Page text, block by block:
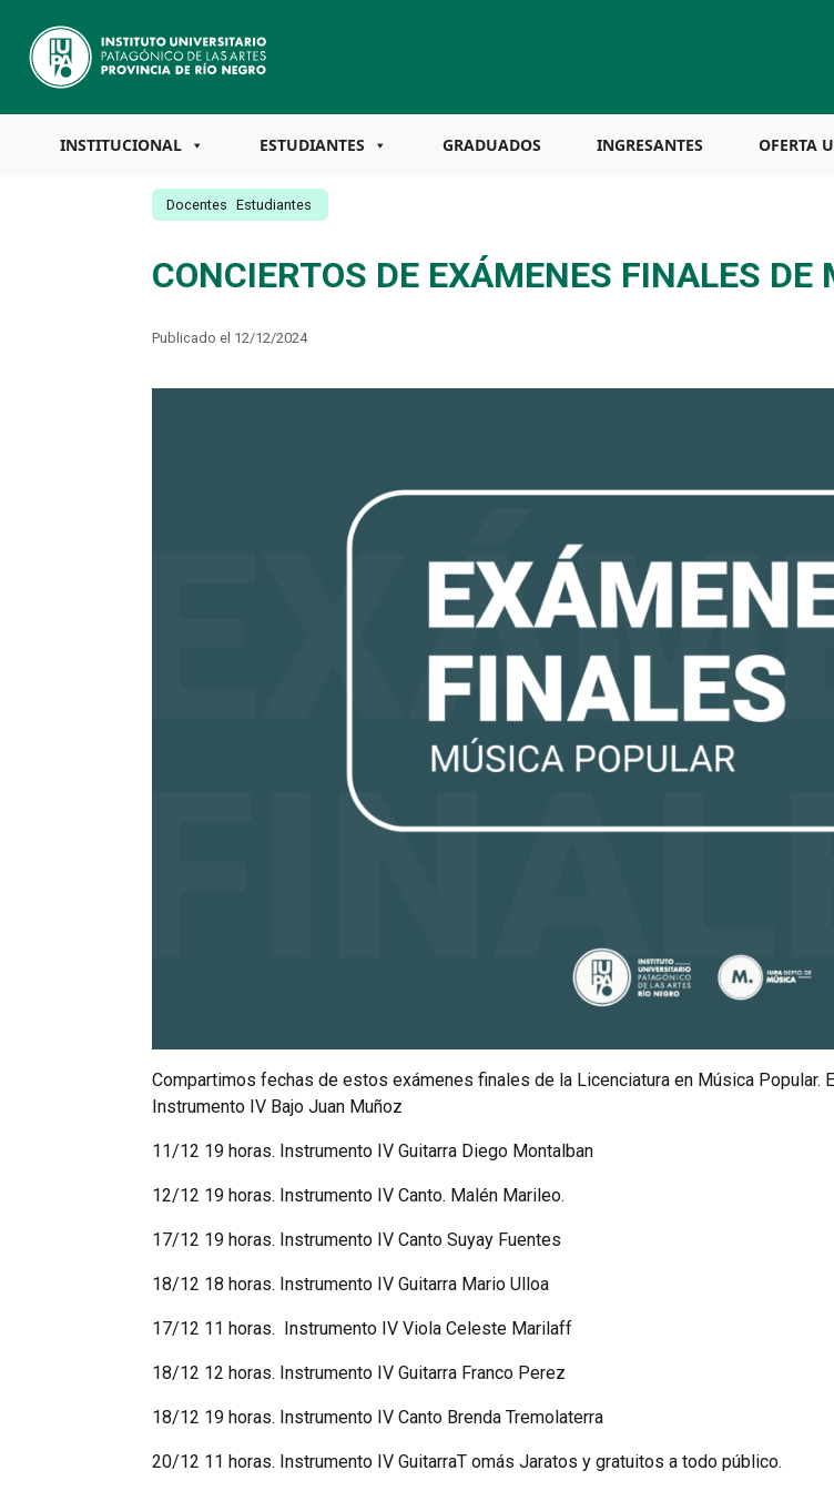
INSTITUCIONAL ESTUDIANTES GRADUADOS INGRESANTES OFERTA
Docentes Estudiantes
CONCIERTOS DE EXÁMENES FINALES DE
Publicado el 12/12/2024
Compartimos fechas de estos exámenes finales de la Licenciatura en Música
Instrumento IV Bajo Juan Muñoz
11/12 19 horas. Instrumento IV Guitarra Diego Montalban
12/12 19 horas. Instrumento IV Canto. Malén Marileo.
17/12 19 horas. Instrumento IV Canto Suyay Fuentes
18/12 18 horas. Instrumento IV Guitarra Mario Ulloa
17/12 11 horas. Instrumento IV Viola Celeste Marilaff
18/12 12 horas. Instrumento IV Guitarra Franco Perez
18/12 19 horas. Instrumento IV Canto Brenda Tremolaterra
20/12 11 horas. Instrumento IV GuitarraT omás Jaratos y gratuitos a todo público.